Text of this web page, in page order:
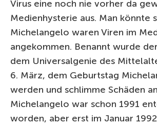
Virus eine noch nie vorher da
Medienhysterie aus. Man könnte
Michelangelo waren Viren im
angekommen. Benannt wurde
dem Universalgenie des
6. März, dem Geburtstag
werden und schlimme Schäden
Michelangelo war schon 1991
worden, aber erst im Januar